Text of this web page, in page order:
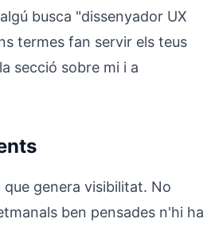
busca "dissenyador UX
termes fan servir els teus
secció sobre mi i a
genera visibilitat. No
ben pensades n'hi ha